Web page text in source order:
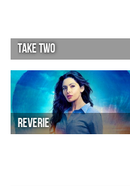
TAKE TWO
REVERIE